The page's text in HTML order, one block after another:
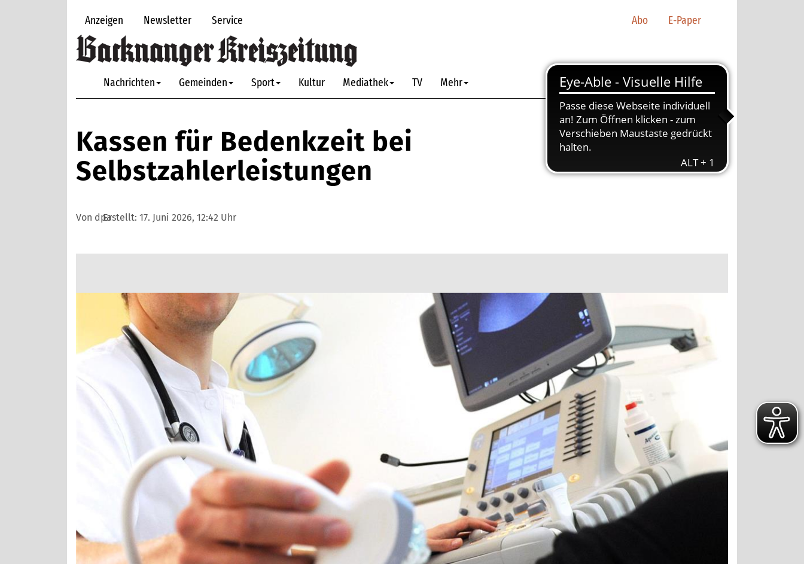
Anzeigen Newsletter Service Abo E-Paper
Nachrichten Gemeinden Sport Kultur Mediathek TV Mehr
Kassen für Bedenkzeit bei
Selbstzahlerleistungen
Von dpaErstellt: 17. Juni 2026, 12:42 Uhr